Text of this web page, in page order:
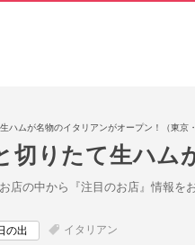
ハムが名物のイタリアンがオープン！（東京
切りたて生ハム
店の中から『注目のお店』情報
の出 イタリアン